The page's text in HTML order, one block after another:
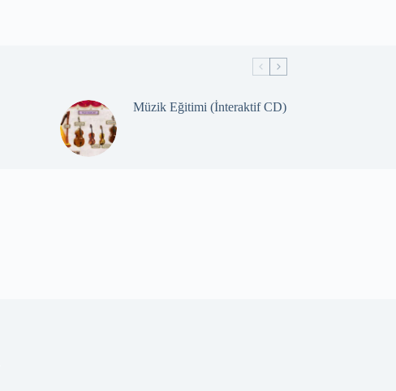
Müzik Eğitimi (İnteraktif CD)